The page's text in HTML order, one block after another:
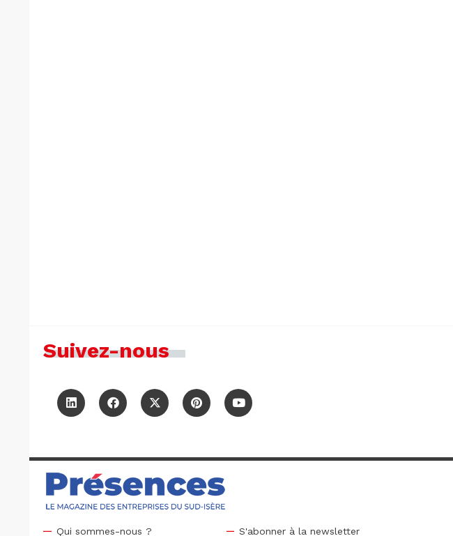
Suivez-nous
Qui sommes-nous ? S'abonner à la newsletter